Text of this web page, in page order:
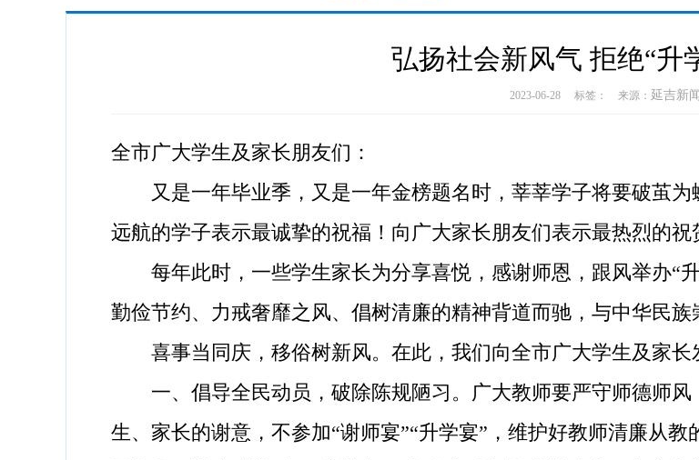
弘扬社会新风气 拒绝“升
2023-06-28 标签： 来源： 延吉新
全市广大学生及家长朋友们：
又是一年毕业季，又是一年金榜题名时，莘莘学子将要破茧为
远航的学子表示最诚挚的祝福！向广大家长朋友们表示最热烈的
每年此时，一些学生家长为分享喜悦，感谢师恩，跟风举办“
勤俭节约、力戒奢靡之风、倡树清廉的精神背道而驰，与中华民族
喜事当同庆，移俗树新风。在此，我们向全市广大学生及家长
一、倡导全民动员，破除陈规陋习。广大教师要严守师德师风
生、家长的谢意，不参加“谢师宴”“升学宴”，维护好教师清廉从